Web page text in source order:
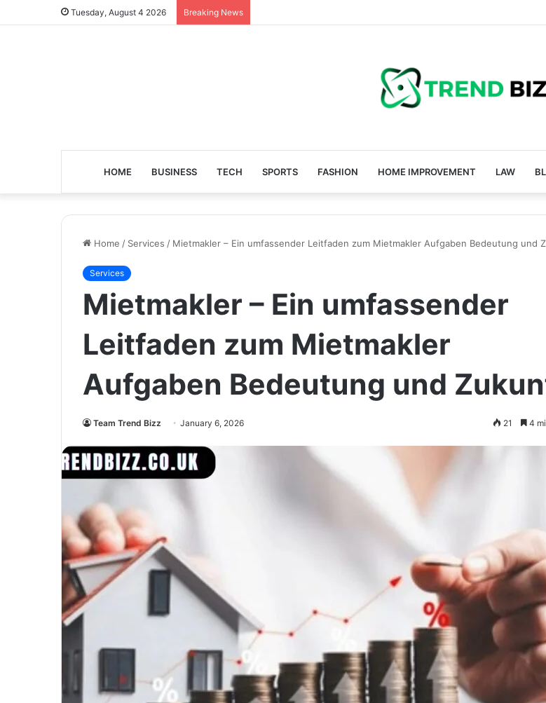
Tuesday, August 4 2026 Breaking News
HOME BUSINESS TECH SPORTS FASHION HOME IMPROVEMENT LAW
Home / Services / Mietmakler – Ein umfassender Leitfaden zum Mietmakler Aufgaben Bedeutung und
Services
Mietmakler – Ein umfassender
Leitfaden zum Mietmakler
Aufgaben Bedeutung und
Team Trend Bizz January 6, 2026 21 4